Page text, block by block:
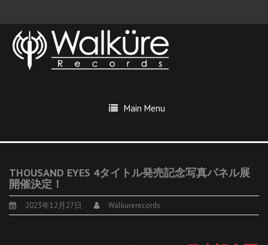
Main Menu
THOUSAND EYES 4タイトル発売記念写真パネル展
開催決定！
2023年12月27日 Walkurerecords